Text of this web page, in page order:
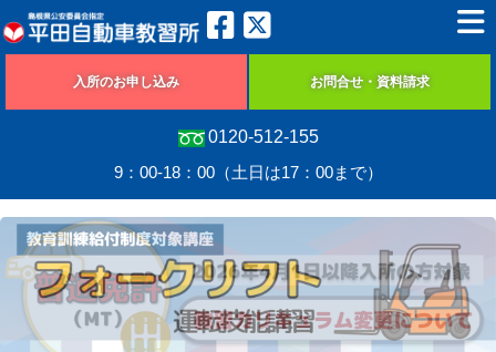
0120-512-155
9：00-18：00（土日は17：00まで）
入所のお申し込み お問合せ・資料請求